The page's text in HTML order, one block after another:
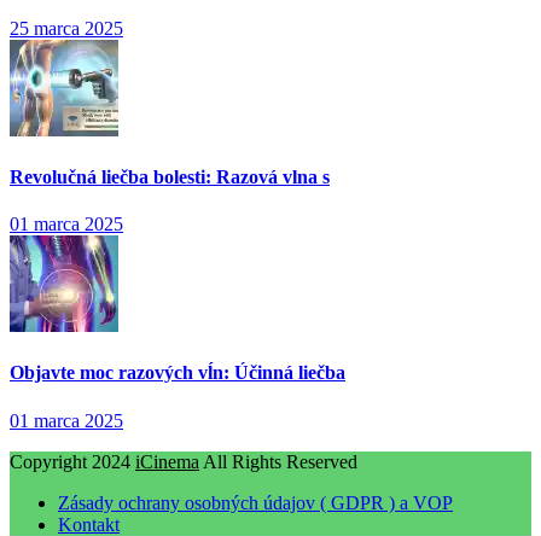
25 marca 2025
Revolučná liečba bolesti: Razová vlna s
01 marca 2025
Objavte moc razových vĺn: Účinná liečba
01 marca 2025
Copyright 2024 iCinema All Rights Reserved
Zásady ochrany osobných údajov ( GDPR ) a VOP
Kontakt